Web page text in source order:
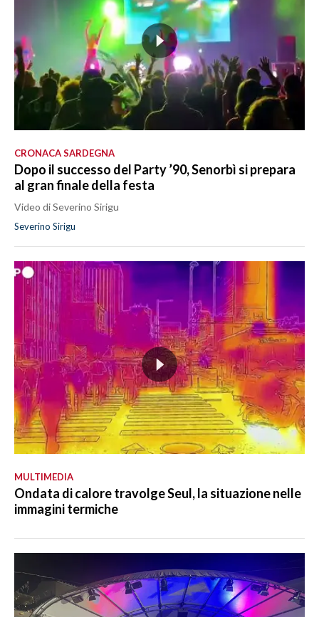
CRONACA SARDEGNA
Dopo il successo del Party ’90, Senorbì si prepara
al gran finale della festa
Video di Severino Sirigu
Severino Sirigu
MULTIMEDIA
Ondata di calore travolge Seul, la situazione nelle
immagini termiche